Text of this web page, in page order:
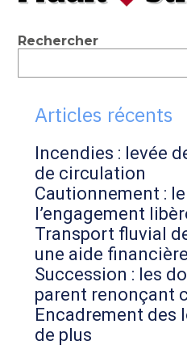
Blog
sidebar
Rechercher
Articles récents
Incendies : levée
de circulation
Cautionnement :
l’engagement
Transport fluvial
une aide
Succession : les
parent renonçant
Encadrement des
de plus